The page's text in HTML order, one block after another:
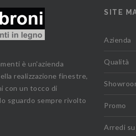
è un'azienda
realizzazione finestre,
con un tocco di
sguardo sempre rivolto
SITE
Azienda
Qualità
Promo
Arredi su